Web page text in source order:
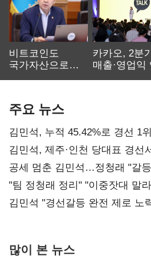
비트코인도
국가자산으로…'
카카오, 2분
매출·영업익
주요 뉴스
김민석, 누적 45.42%로 경선 1
0.86%p(2보)
김민석, 제주·인천 당대표 경선
공세 멈춘 김민석…정청래 "갈
"팀 정청래 정리" "이중잣대 말
다툼 격화
김민석 "경선갈등 완전 제로 노
많이 본 뉴스